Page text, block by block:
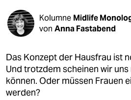
öko
gesellschaft
kultur
sport
berlin
Kolumne Midlife
von Anna Fastabend
Das Konzept der Hausfrau ist
Und trotzdem scheinen wir
können. Oder müssen Frauen
werden?